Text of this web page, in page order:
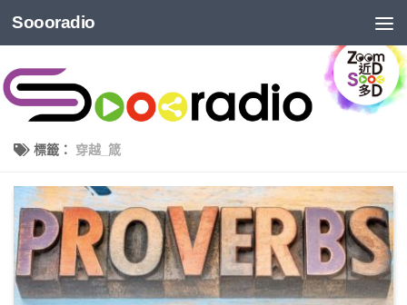
Soooradio
標籤： 穿越_箴